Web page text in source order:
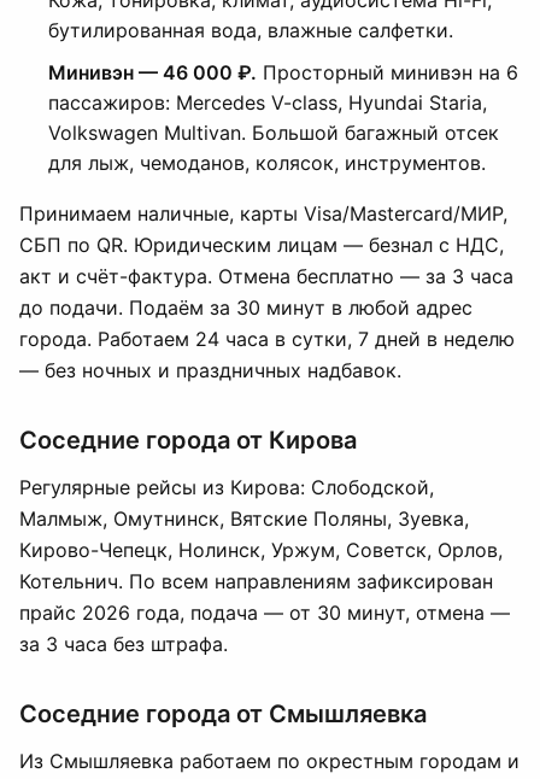
бутилированная вода, влажные салфетки.
Минивэн — 46 000 ₽. Просторный минивэн на 6
пассажиров: Mercedes V-class, Hyundai Staria,
Volkswagen Multivan. Большой багажный отсек
для лыж, чемоданов, колясок, инструментов.
Принимаем наличные, карты Visa/Mastercard/МИР,
СБП по QR. Юридическим лицам — безнал с НДС,
акт и счёт-фактура. Отмена бесплатно — за 3 часа
до подачи. Подаём за 30 минут в любой адрес
города. Работаем 24 часа в сутки, 7 дней в неделю
— без ночных и праздничных надбавок.
Соседние города от Кирова
Регулярные рейсы из Кирова: Слободской,
Малмыж, Омутнинск, Вятские Поляны, Зуевка,
Кирово-Чепецк, Нолинск, Уржум, Советск, Орлов,
Котельнич. По всем направлениям зафиксирован
прайс 2026 года, подача — от 30 минут, отмена —
за 3 часа без штрафа.
Соседние города от Смышляевка
Из Смышляевка работаем по окрестным городам и